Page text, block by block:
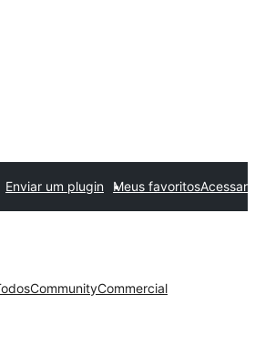
Enviar um plugin Meus favoritosAcessar
CommunityCommercial